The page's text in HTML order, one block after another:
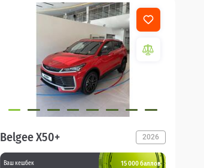
Belgee X50+ 2026
Ваш кешбек 15 000 баллов